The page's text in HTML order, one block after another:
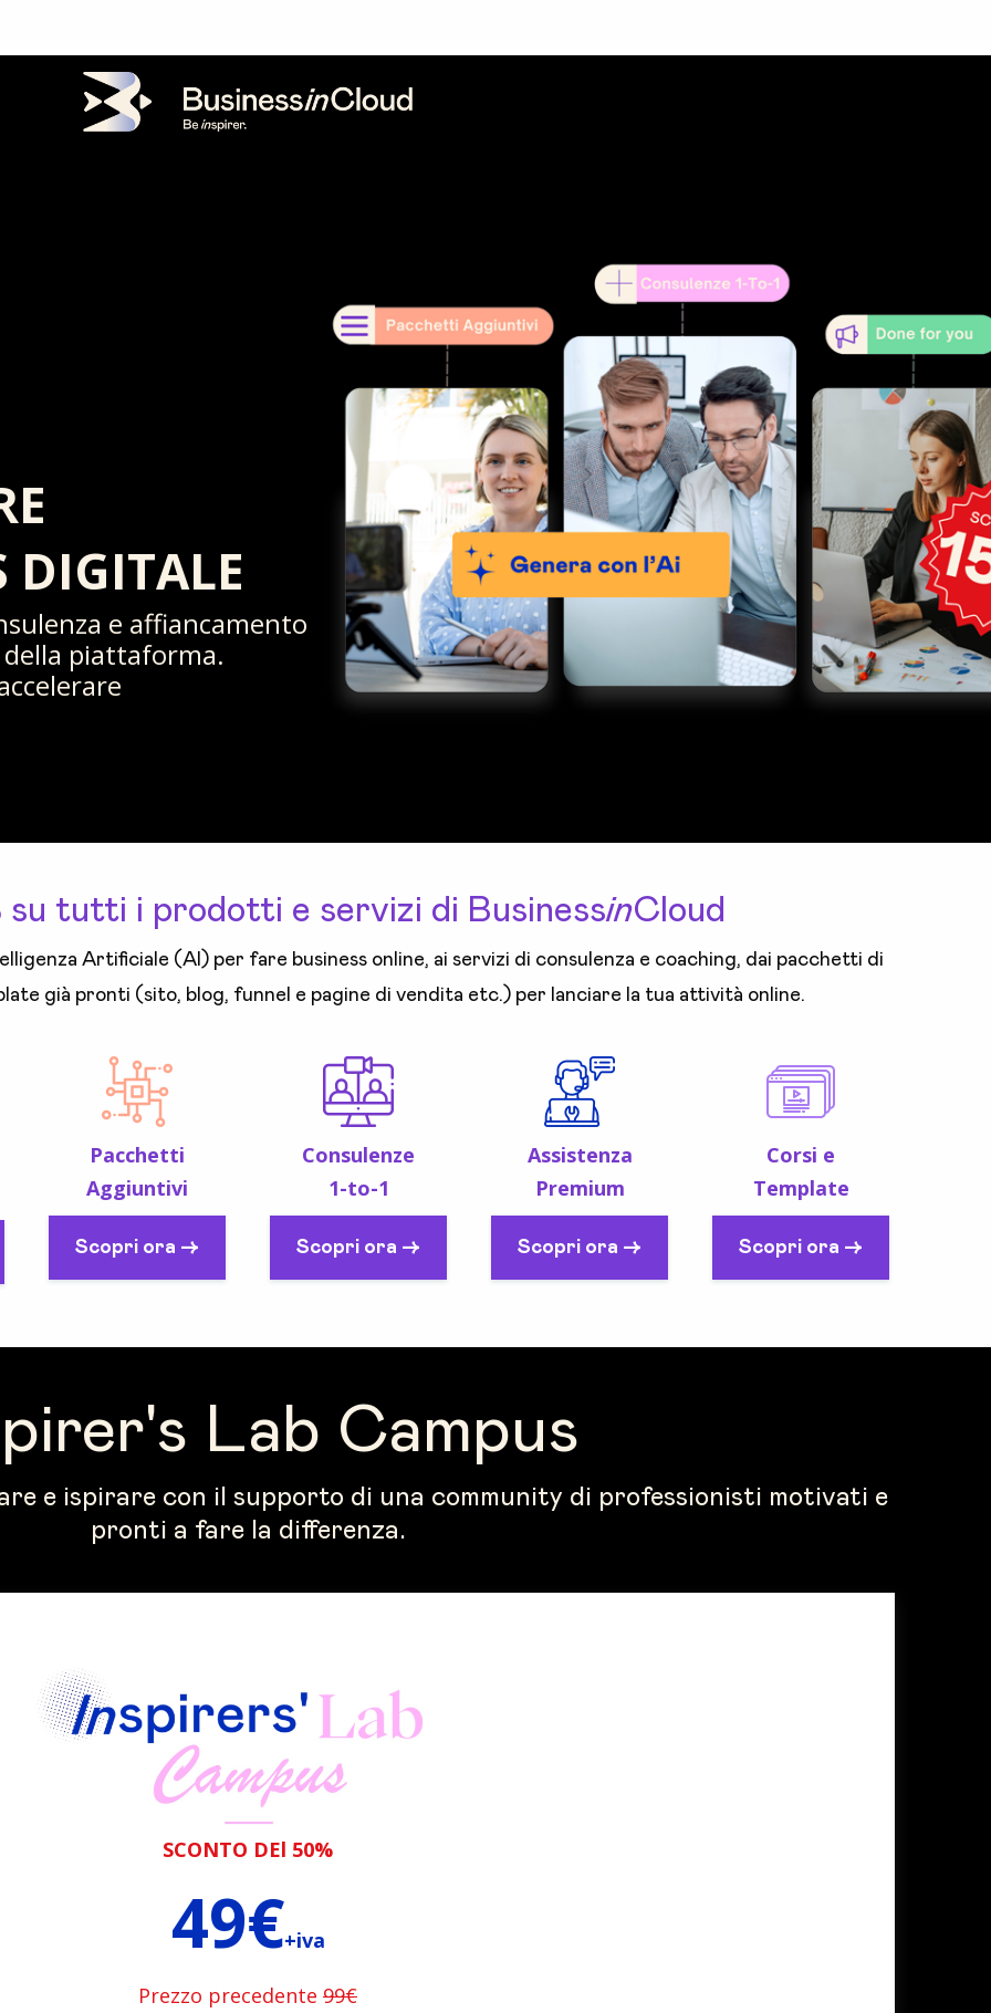
DIGITALE
e affiancamento
piattaforma.
su tutti i prodotti e servizi di BusinessinCloud
Artificiale (AI) per fare business online, ai servizi di consulenza e coaching, dai pacchetti di
già pronti (sito, blog, funnel e pagine di vendita etc.) per lanciare la tua attività online.
Pacchetti
Aggiuntivi
Scopri ora ->
Consulenze
1-to-1
Scopri ora ->
Assistenza
Premium
Scopri ora ->
Corsi e
Template
Scopri ora ->
Lab Campus
e ispirare con il supporto di una community di professionisti motivati e
pronti a fare la differenza.
SCONTO DEl 50%
49€+iva
Prezzo precedente 99€